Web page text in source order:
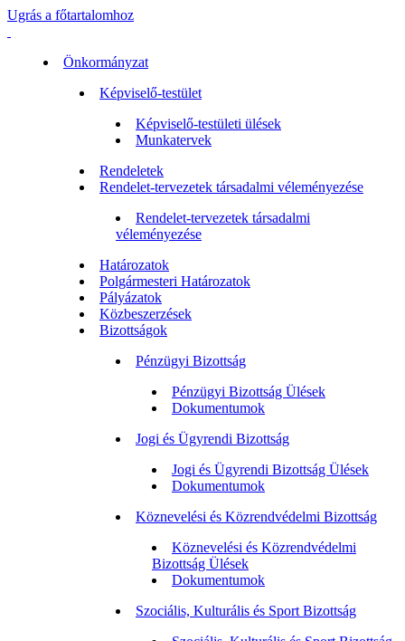
Ugrás a főtartalomhoz
Önkormányzat
Képviselő-testület
Képviselő-testületi ülések
Munkatervek
Rendeletek
Rendelet-tervezetek társadalmi véleményezése
Rendelet-tervezetek társadalmi
véleményezése
Határozatok
Polgármesteri Határozatok
Pályázatok
Közbeszerzések
Bizottságok
Pénzügyi Bizottság
Pénzügyi Bizottság Ülések
Dokumentumok
Jogi és Ügyrendi Bizottság
Jogi és Ügyrendi Bizottság Ülések
Dokumentumok
Köznevelési és Közrendvédelmi Bizottság
Köznevelési és Közrendvédelmi
Bizottság Ülések
Dokumentumok
Szociális, Kulturális és Sport Bizottság